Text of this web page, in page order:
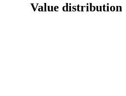
Value distribution